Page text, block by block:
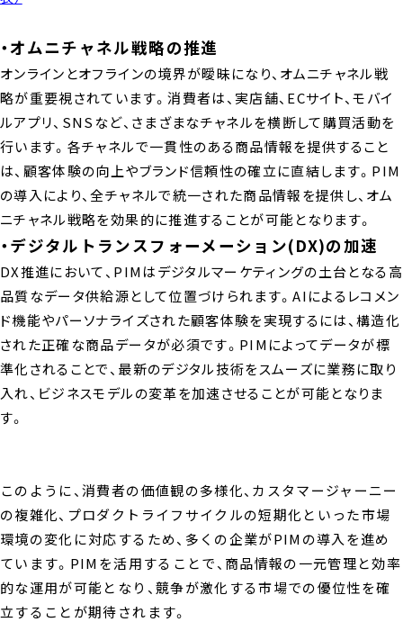
・オムニチャネル戦略の推進
オンラインとオフラインの境界が曖昧になり、オムニチャネル戦
略が重要視されています。消費者は、実店舗、ECサイト、モバイ
ルアプリ、SNSなど、さまざまなチャネルを横断して購買活動を
行います。各チャネルで一貫性のある商品情報を提供すること
は、顧客体験の向上やブランド信頼性の確立に直結します。PIM
の導入により、全チャネルで統一された商品情報を提供し、オム
ニチャネル戦略を効果的に推進することが可能となります。
・デジタルトランスフォーメーション(DX)の加速
DX推進において、PIMはデジタルマーケティングの土台となる高
品質なデータ供給源として位置づけられます。AIによるレコメン
ド機能やパーソナライズされた顧客体験を実現するには、構造化
された正確な商品データが必須です。PIMによってデータが標
準化されることで、最新のデジタル技術をスムーズに業務に取り
入れ、ビジネスモデルの変革を加速させることが可能となりま
す。
このように、消費者の価値観の多様化、カスタマージャーニー
の複雑化、プロダクトライフサイクルの短期化といった市場
環境の変化に対応するため、多くの企業がPIMの導入を進め
ています。PIMを活用することで、商品情報の一元管理と効率
的な運用が可能となり、競争が激化する市場での優位性を確
立することが期待されます。